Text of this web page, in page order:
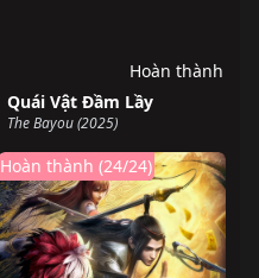
Quái Vật Đầm Lầy
The Bayou (2025)
Hoàn thành
Hoàn thành (24/24)